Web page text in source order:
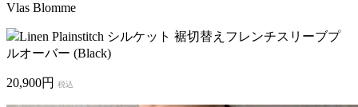
Vlas Blomme
Linen Plainstitch シルケット 裾切替えフレンチスリーブプ
ルオーバー (Black)
20,900円 税込